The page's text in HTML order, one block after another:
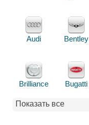
Audi Bentley
Brilliance Bugatti
Показать все